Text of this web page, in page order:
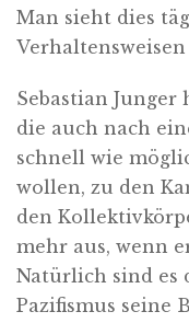
Man sieht dies
Sebastian
die auch nach
schnell wie
wollen, zu den
den
mehr aus, wenn
Natürlich sind es
Pazifismus seine